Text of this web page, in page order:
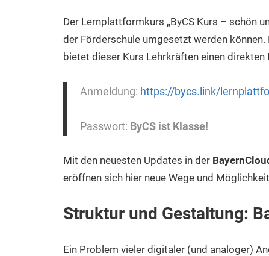
Der Lernplattformkurs „ByCS Kurs – schön
der Förderschule umgesetzt werden
bietet dieser Kurs Lehrkräften einen
Anmeldung: https://bycs.link/
Passwort: ByCS ist Klasse!
Mit den neuesten Updates in der
eröffnen sich hier neue Wege und
Struktur und Gestaltung:
Ein Problem vieler digitaler (und analoger)